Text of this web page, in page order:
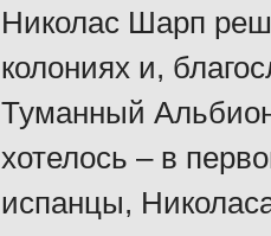
Николас Шарп
колониях и,
Туманный
хотелось – в
испанцы,